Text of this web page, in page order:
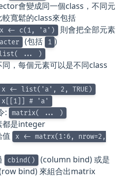
會變成同一個class，不同元
寬鬆的class來包括
x <- c(1, 'a') 則會把全部元素
(包括 1 )
... )
，每個元素可以是不同class
x <- list('a', 2, TRUE)
x[[1]] # 'a'
: matrix( ... )
都是integer
值
x <- matrx(1:6, nrow=2,
cbind() (column bind) 或是
bind) 來組合出matrix